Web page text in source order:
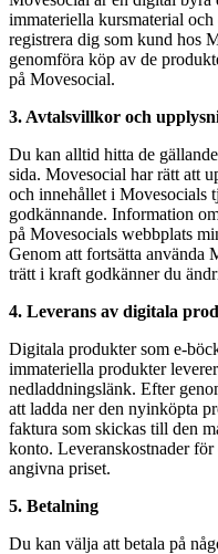
immateriella kursmaterial
registrera dig som kund hos
genomföra köp av de
på Movesocial.
3. Avtalsvillkor och
Du kan alltid hitta de
sida. Movesocial har rätt att
och innehållet i Movesocials
godkännande. Information
på Movesocials webbplats
Genom att fortsätta använda
trätt i kraft godkänner du
4. Leverans av digitala
Digitala produkter som e-
immateriella produkter
nedladdningslänk. Efter
att ladda ner den nyinköpta
faktura som skickas till den
konto. Leveranskostnader
angivna priset.
5. Betalning
Du kan välja att betala på